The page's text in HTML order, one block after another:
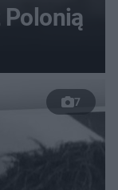
Polonią
7